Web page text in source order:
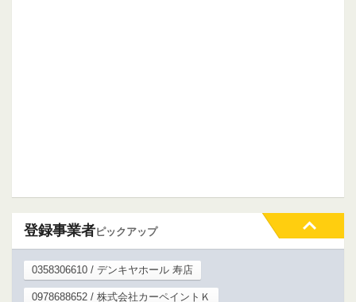
登録事業者ピックアップ
0358306610 / デンキヤホール 寿店
0978688652 / 株式会社カーペイントＫ